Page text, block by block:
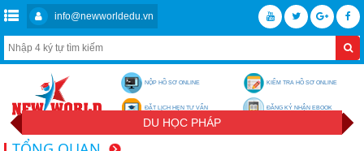
info@newworldedu.vn
NỘP HỒ SƠ ONLINE KIỂM TRA HỒ SƠ ONLINE
ĐẶT LỊCH HẸN TƯ VẤN ĐĂNG KÝ NHẬN EBOOK
DU HỌC PHÁP